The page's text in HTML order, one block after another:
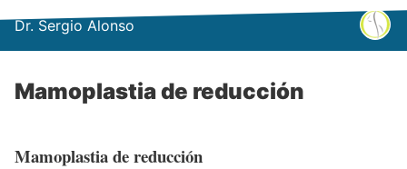
Dr. Sergio Alonso
Mamoplastia de reducción
Mamoplastia de reducción